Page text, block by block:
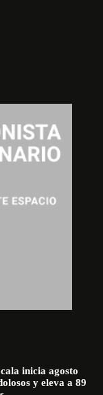
inicia agosto
y eleva a 89